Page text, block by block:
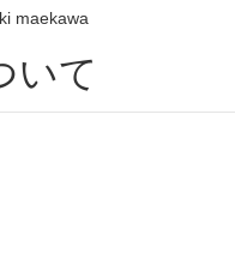
maekawa
いて